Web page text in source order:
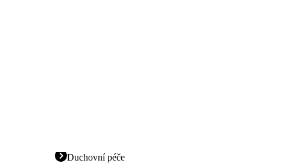
Duchovní péče